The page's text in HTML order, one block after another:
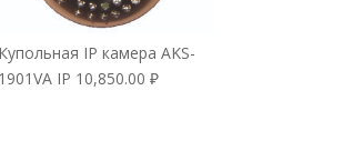
Купольная IP камера AKS-
1901VA IP 10,850.00₽